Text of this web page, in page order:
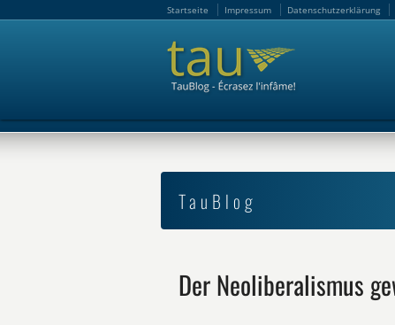
Startseite Impressum Datenschutzerklärung
TauBlog
Der Neoliberalismus
Startseite Impressum Datenschutzerklärung